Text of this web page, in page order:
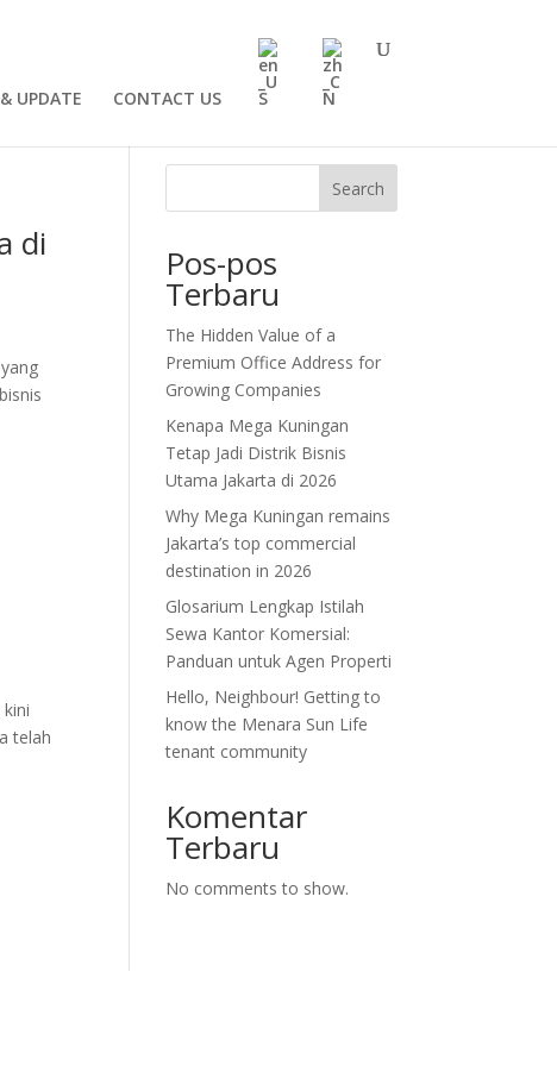
UPDATE CONTACT US
di
telah
Search
Pos-pos
Terbaru
The Hidden Value of a
Premium Office Address for
Growing Companies
Kenapa Mega Kuningan
Tetap Jadi Distrik Bisnis
Utama Jakarta di 2026
Why Mega Kuningan remains
Jakarta’s top commercial
destination in 2026
Glosarium Lengkap Istilah
Sewa Kantor Komersial:
Panduan untuk Agen Properti
Hello, Neighbour! Getting to
know the Menara Sun Life
tenant community
Komentar
Terbaru
No comments to show.